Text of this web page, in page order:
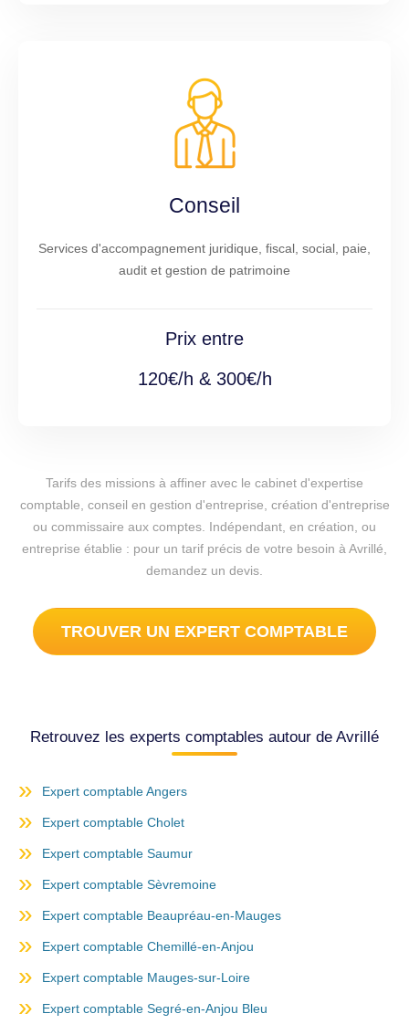
Conseil
Services d'accompagnement juridique, fiscal, social, paie,
audit et gestion de patrimoine
Prix entre
120€/h & 300€/h
Tarifs des missions à affiner avec le cabinet d'expertise
comptable, conseil en gestion d'entreprise, création d'entreprise
ou commissaire aux comptes. Indépendant, en création, ou
entreprise établie : pour un tarif précis de votre besoin à Avrillé,
demandez un devis.
TROUVER UN EXPERT COMPTABLE
Retrouvez les experts comptables autour de Avrillé
Expert comptable Angers
Expert comptable Cholet
Expert comptable Saumur
Expert comptable Sèvremoine
Expert comptable Beaupréau-en-Mauges
Expert comptable Chemillé-en-Anjou
Expert comptable Mauges-sur-Loire
Expert comptable Segré-en-Anjou Bleu